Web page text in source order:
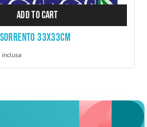
ADD TO CART
33X33CM
inclusa